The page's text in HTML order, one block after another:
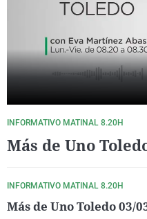
INFORMATIVO MATINAL 8.20H
Más de Uno
INFORMATIVO MATINAL 8.20H
Más de Uno Toledo 03/